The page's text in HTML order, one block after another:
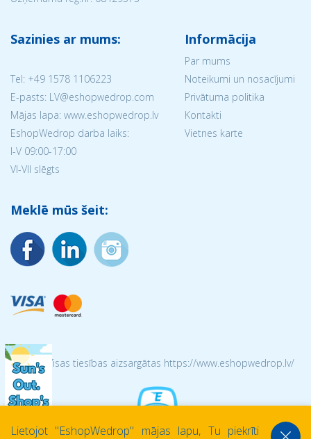
Sazinies ar mums:
Tel: +49 1578 1106223
E-pasts: LV@eshopwedrop.com
Mājas lapa: www.eshopwedrop.lv
EshopWedrop darba laiks:
I-V 09:00-17:00
VI-VII slēgts
Informācija
Par mums
Noteikumi un nosacījumi
Privātuma politika
Kontakti
Vietnes karte
Meklē mūs šeit:
© 2026 Visas tiesības aizsargātas https://www.eshopwedrop.lv/
Lietojot ''EshopWedrop'' mājas lapu, Tu piekrīti